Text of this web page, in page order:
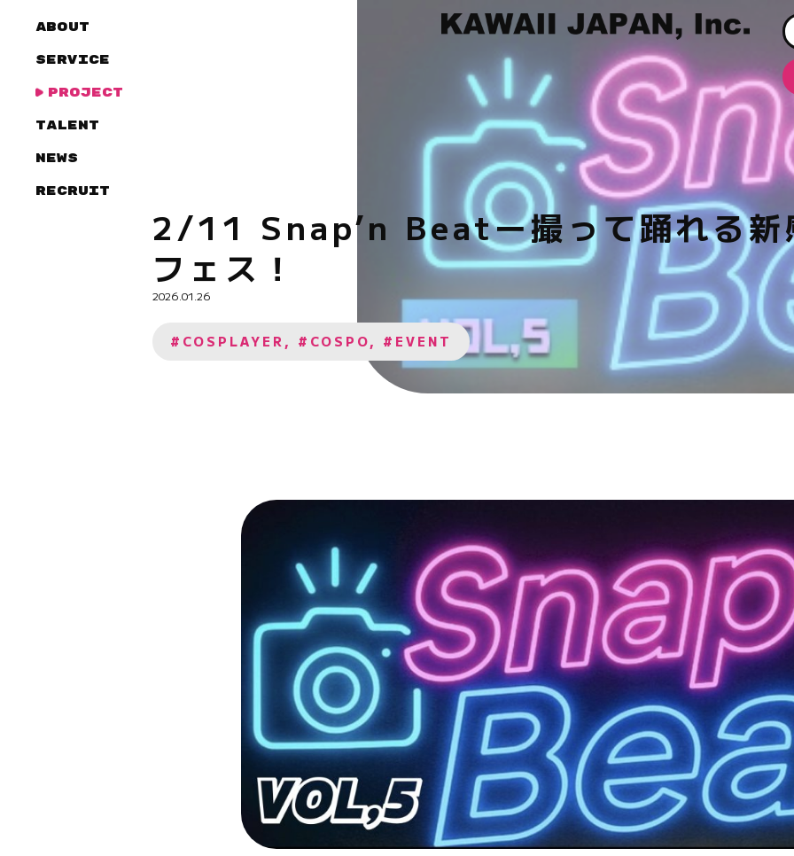
ABOUT
SERVICE
PROJECT
TALENT
NEWS
RECRUIT
2/11 Snap’n Beatー撮って踊れる新
フェス！
2026.01.26
#COSPLAYER, #COSPO, #EVENT